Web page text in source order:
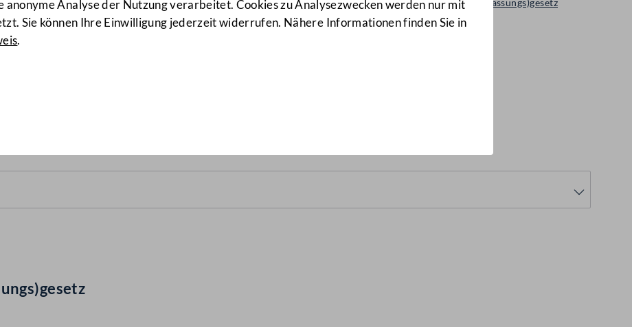
anonyme Analyse der Nutzung verarbeitet. Cookies zu Analysezwecken werden nur mit
Sie können Ihre Einwilligung jederzeit widerrufen. Nähere Informationen finden Sie in
.
Regierungsvorlage: Bundes(verfassungs)gesetz
907 d.B.